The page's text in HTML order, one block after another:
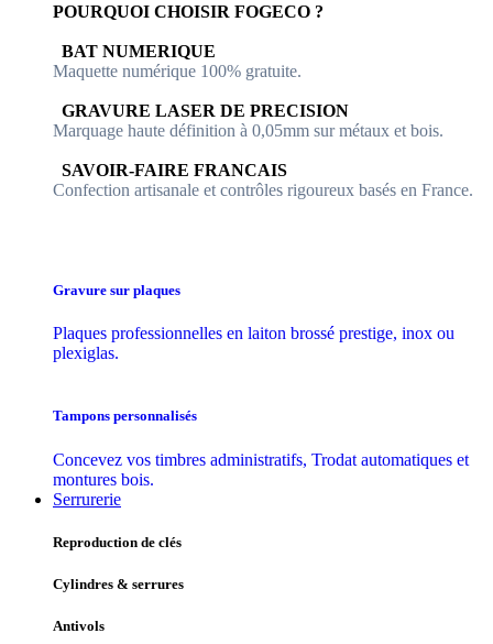
POURQUOI CHOISIR FOGECO ?
​​ BAT NUMERIQUE
Maquette numérique 100% ​gratuite.
​GRAVURE LASER DE PRECISION
Marquage haute définition à 0,05mm sur métaux et bois.
​SAVOIR-FAIRE FRANCAIS
Confection artisanale et contrôles ​rigoureux basés en France.
Gravure sur plaques
Plaques professionnelles en laiton brossé prestige, inox ou
plexiglas.
Tampons personnalisés
Concevez vos timbres administratifs, Trodat automatiques et
montures bois.
Serrurerie
Reproduction de clés
Cylindres & serrures
Antivols